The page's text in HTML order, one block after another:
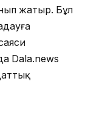
жатыр. Бұл
Dala.news